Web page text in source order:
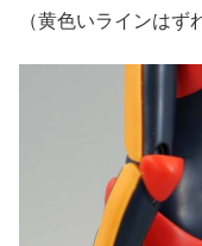
（黄色いラインはず